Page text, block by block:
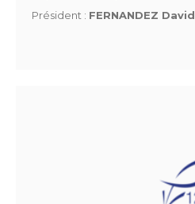
Président : FERNANDEZ David